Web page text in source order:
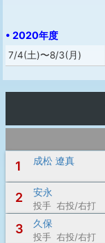
• 2020年度
7/4(土)〜8/3(月)
1
成松 遼真
2 安永
投手 右投/右打
3 久保
投手 右投/右打